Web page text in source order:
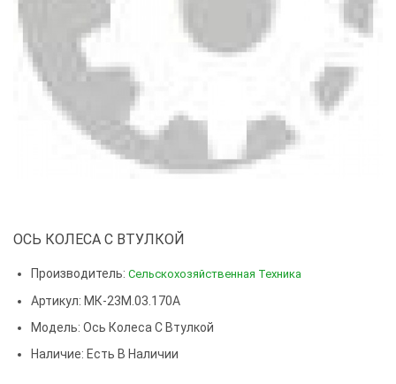
ОСЬ КОЛЕСА С ВТУЛКОЙ
Производитель: Сельскохозяйственная Техника
Артикул: МК-23М.03.170А
Модель: Ось Колеса С Втулкой
Наличие: Есть В Наличии